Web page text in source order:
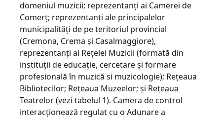
domeniul muzicii; reprezentanţi ai Camerei de
Comerţ; reprezentanţi ale principalelor
municipalităţi de pe teritoriul provincial
(Cremona, Crema şi Casalmaggiore),
reprezentanţi ai Reţelei Muzicii (formată din
instituţii de educaţie, cercetare şi formare
profesională în muzică si muzicologie); Reţeaua
Bibliotecilor; Reţeaua Muzeelor; şi Reţeaua
Teatrelor (vezi tabelul 1). Camera de control
interacţio­nează regulat cu o Adunare a